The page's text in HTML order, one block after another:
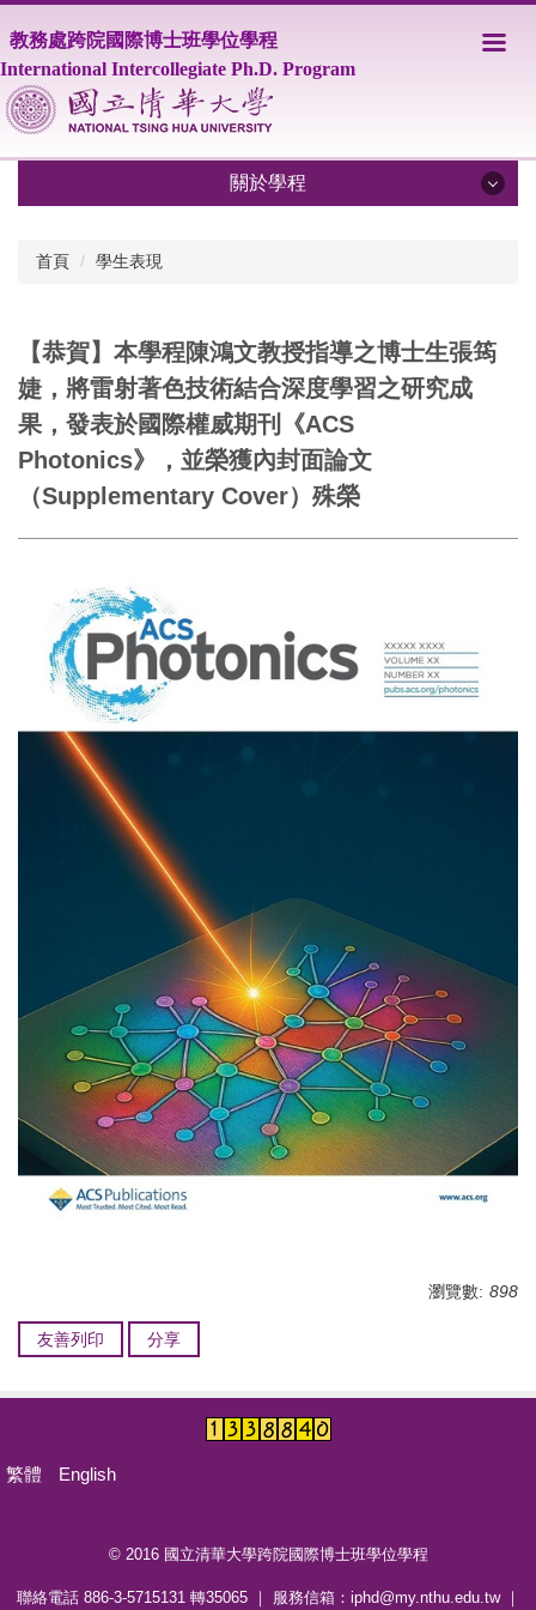
到
主
要
內
教務處跨院國際博士班學位學程
International Intercollegiate Ph.D. Program
關於學程
學程師資
課程資訊
修業相關規定
學生事務
招生資訊
相關表單
常見問題
空間借用
聯絡資訊
碩士學位學程
IPHD學生活動照片
首頁 學生表現
【恭賀】本學程陳鴻文教授指導之博士生張筠
婕，將雷射著色技術結合深度學習之研究成
果，發表於國際權威期刊《ACS
Photonics》，並榮獲內封面論文
（Supplementary Cover）殊榮
瀏覽數: 898
友善列印 分享
繁體 English
© 2016 國立清華大學跨院國際博士班學位學程
聯絡電話 886-3-5715131 轉35065 ｜ 服務信箱：iphd@my.nthu.edu.tw ｜